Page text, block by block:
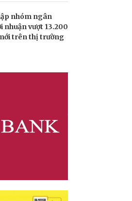
nhóm ngân
nhuận vượt 13.200
trên thị trường